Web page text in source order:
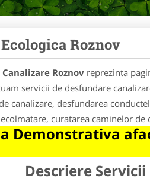
Roznov
Roznovreprezinta
servicii de desfundare
canalizare, desfundarea
curatarea caminelor de
Demonstrativa
Descriere